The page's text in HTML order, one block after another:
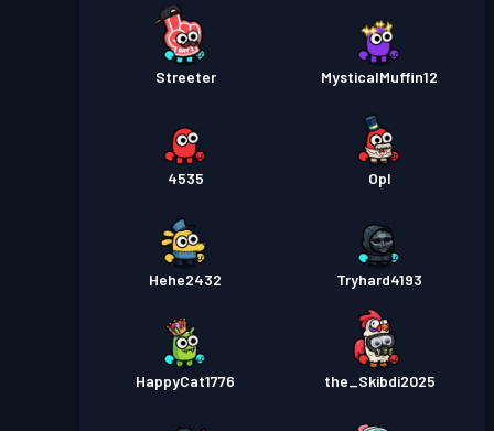
Streeter MysticalMuffin12
4535 Opl
Hehe2432 Tryhard4193
HappyCat1776 the_Skibdi2025